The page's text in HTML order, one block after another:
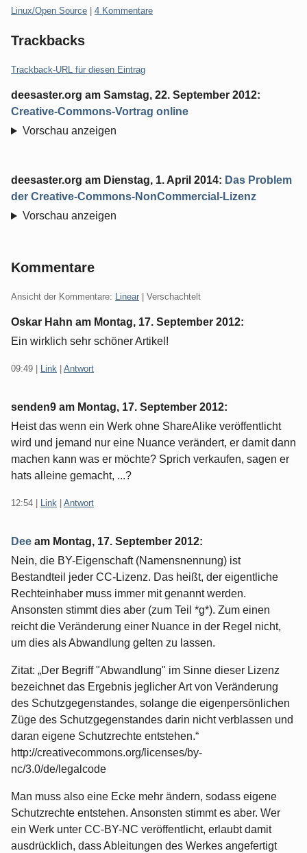
Kategorien:
Linux/Open Source 4 Kommentare
Trackbacks
Trackback-URL für diesen Eintrag
deesaster.org am Samstag, 22. September 2012:
Creative-Commons-Vortrag online
Vorschau anzeigen
deesaster.org am Dienstag, 1. April 2014: Das Problem
der Creative-Commons-NonCommercial-Lizenz
Vorschau anzeigen
Kommentare
Ansicht der Kommentare: Linear | Verschachtelt
Oskar Hahn am Montag, 17. September 2012:
Ein wirklich sehr schöner Artikel!
09:49 Link Antwort
senden9 am Montag, 17. September 2012:
Heist das wenn ein Werk ohne ShareAlike veröffentlicht
wird und jemand nur eine Nuance verändert, er damit dann
machen kann was er möchte? Sprich verkaufen, sagen er
hats alleine gemacht, ...?
12:54 Link Antwort
Dee am Montag, 17. September 2012:
Nein, die BY-Eigenschaft (Namensnennung) ist
Bestandteil jeder CC-Lizenz. Das heißt, der eigentliche
Rechteinhaber muss immer mit genannt werden.
Ansonsten stimmt dies aber (zum Teil *g*). Zum einen
reicht die Veränderung einer Nuance in der Regel nicht,
um dies als Abwandlung gelten zu lassen.
Zitat: „Der Begriff "Abwandlung" im Sinne dieser Lizenz
bezeichnet das Ergebnis jeglicher Art von Veränderung
des Schutzgegenstandes, solange die eigenpersönlichen
Züge des Schutzgegenstandes darin nicht verblassen und
daran eigene Schutzrechte entstehen.“
http://creativecommons.org/licenses/by-
nc/3.0/de/legalcode
Man muss also eine Ecke mehr ändern, sodass eigene
Schutzrechte entstehen. Ansonsten stimmt es aber. Wer
ein Werk unter CC-BY-NC veröffentlicht, erlaubt damit
ausdrücklich, dass Ableitungen des Werkes angefertigt